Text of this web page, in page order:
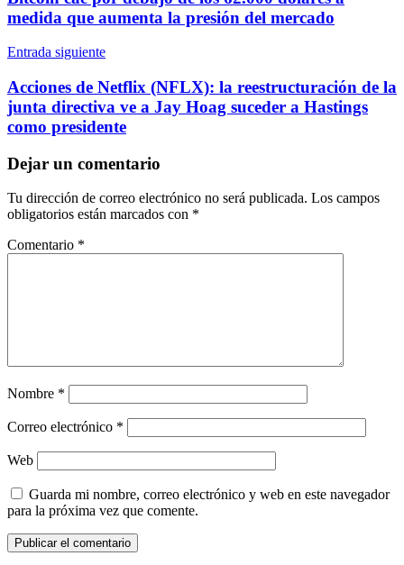
entradas
medida que aumenta la presión del mercado
Entrada siguiente
Acciones de Netflix (NFLX): la reestructuración de la
junta directiva ve a Jay Hoag suceder a Hastings
como presidente
Dejar un comentario
Tu dirección de correo electrónico no será publicada. Los campos
obligatorios están marcados con *
Comentario *
Nombre *
Correo electrónico *
Web
Guarda mi nombre, correo electrónico y web en este navegador
para la próxima vez que comente.